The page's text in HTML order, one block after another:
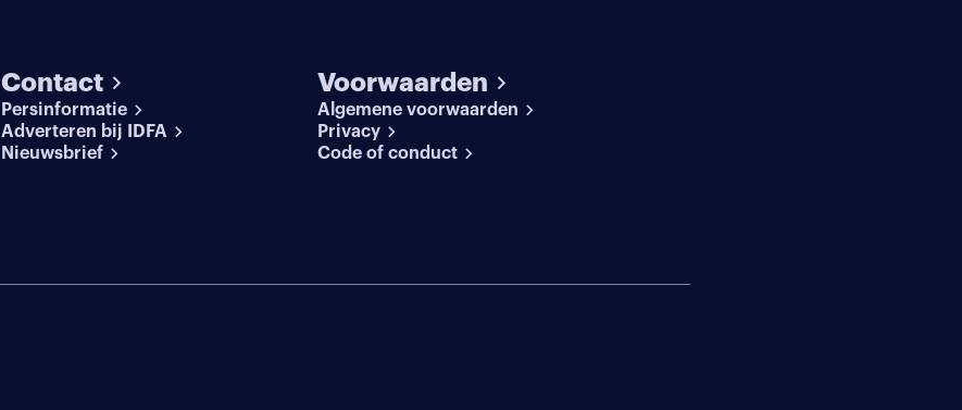
Contact
Persinformatie
Adverteren bij IDFA
Nieuwsbrief
Voorwaarden
Algemene voorwaarden
Privacy
Code of conduct